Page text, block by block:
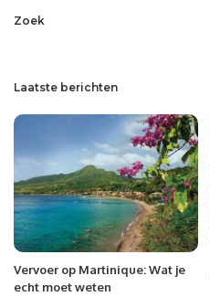
Zoek
Laatste berichten
Vervoer op Martinique: Wat je
echt moet weten